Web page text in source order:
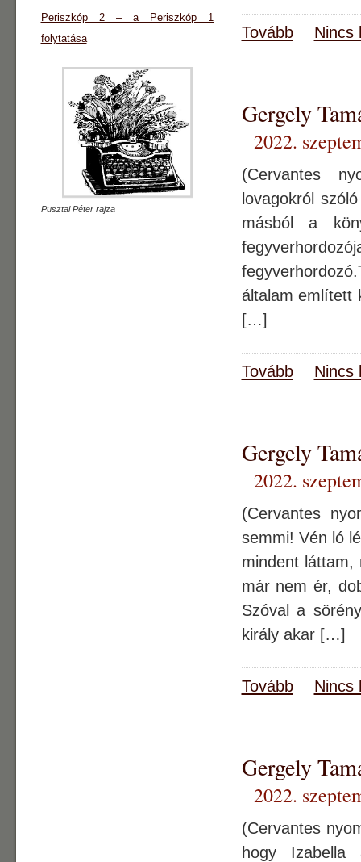
Tovább Nincs
Gergely
2022.
(Cervantes
lovagokról
másból a
általam említett
[…]
Tovább Nincs
Gergely
2022.
(Cervantes
semmi! Vén ló
mindent láttam,
már nem ér,
Szóval a
király akar […]
Tovább Nincs
Gergely
2022.
(Cervantes
hogy
Periszkóp 2 – a Periszkóp 1
folytatása
Pusztai Péter rajza